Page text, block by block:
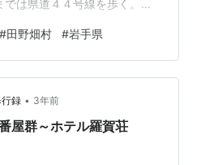
は県道４４号線を歩く。３
公園には震災で破壊された
。 奥にある宮沢賢治の石碑
る。よく流されなかったも
島越漁港があるが、そこか
船が出ている。約１時間、
#田野畑村 #岩手県
録 • 3年前
屋群～ホテル羅賀荘